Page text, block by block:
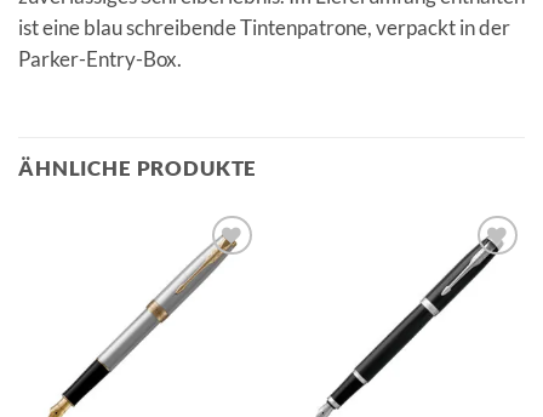
ist eine blau schreibende Tintenpatrone, verpackt in der
Parker-Entry-Box.
ÄHNLICHE PRODUKTE
Auf die
Merkliste
Auf die
Merkliste